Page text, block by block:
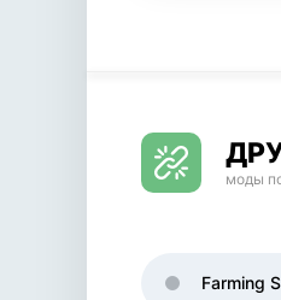
моды
Farming